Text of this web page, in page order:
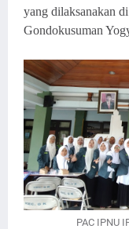
yang dilaksanakan
Gondokusuman
PAC IPNU